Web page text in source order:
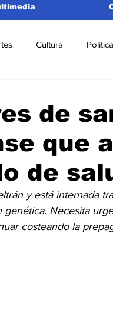
Cultura Política
Pujato Turismo
de
que
de
y está internada
Necesita
costeando la